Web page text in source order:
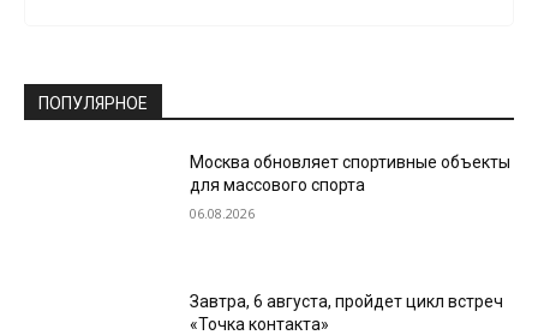
ПОПУЛЯРНОЕ
Москва обновляет спортивные объекты
для массового спорта
06.08.2026
Завтра, 6 августа, пройдет цикл встреч
«Точка контакта»